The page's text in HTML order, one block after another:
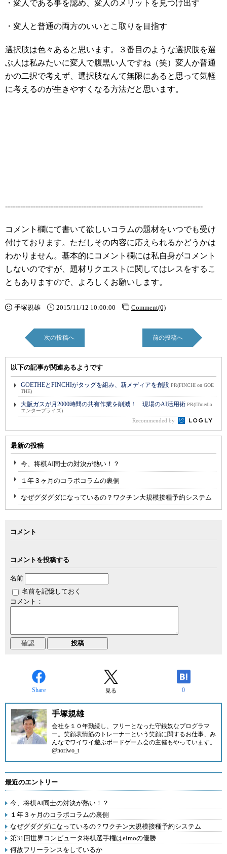
・変人である事を認め、変人のメリットを見つけ出す
・変人と普通の両方のいいとこ取りを目指す
選択肢は色々あると思います。３番目のような選択肢を選
ぶ人は私みたいに変人で腹黒い人ですね（笑）変人か普通
かの二択で考えず、選択肢なんて無限にあると思って気軽
に考えるのが生きやすくなる方法だと思います。
------------------------------------------------------------------------------
コメント欄にて書いて欲しいコラムの題材をいつでも受け
付けております。ただしその内容に応えられるかどうかは
わかりません。基本的にコメント欄には私自身がコメント
しないのですが、題材リクエストに関してはレスをするこ
ともありますので、よろしくお願いします。
手塚規雄 2015/11/12 10:00:00 Comment(0)
次の投稿へ 前の投稿へ
以下の記事が関連あるようです
GOETHEとFINCHIがタッグを組み、新メディアを創設 PR(FINCHI on GOE
THE)
大阪ガスが月2000時間の共有作業を削減！ 現場のAI活用術 PR(ITmedia
エンタープライズ)
Recommended by
最新の投稿
今、将棋AI同士の対決が熱い！？
１年３ヶ月のコラボコラムの裏側
なぜグダグダになっているの？ワクチン大規模接種予約システム
コメント
コメントを投稿する
名前
名前を記憶しておく
コメント：
Share 見る 0
手塚規雄
会社を１０年勤続し、フリーとなった守銭奴なプログラマ
ー。笑顔表情筋のトレーナーという笑顔に関するお仕事、み
んなでワイワイ遊ぶボードゲーム会の主催もやっています。
@noriwo_t
最近のエントリー
今、将棋AI同士の対決が熱い！？
１年３ヶ月のコラボコラムの裏側
なぜグダグダになっているの？ワクチン大規模接種予約システム
第31回世界コンピュータ将棋選手権はelmoの優勝
何故フリーランスをしているか